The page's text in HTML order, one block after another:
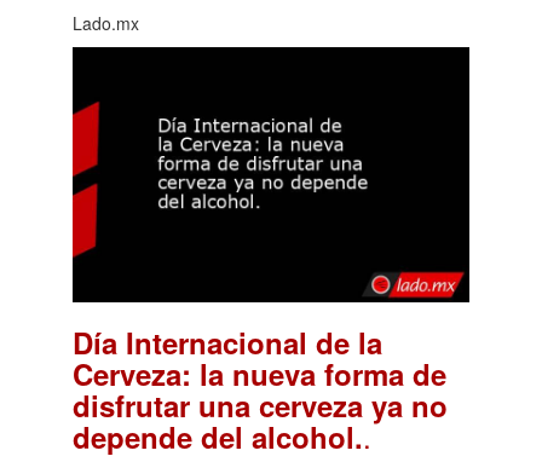
Lado.mx
Día Internacional de la
Cerveza: la nueva forma de
disfrutar una cerveza ya no
depende del alcohol..